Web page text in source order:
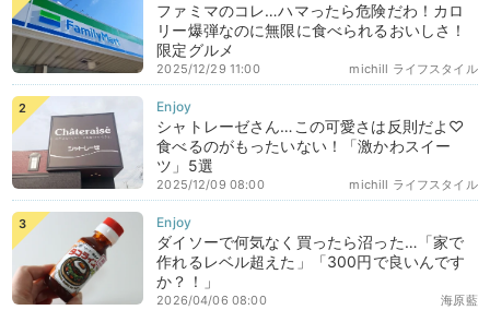
ファミマのコレ…ハマったら危険だわ！カロ
リー爆弾なのに無限に食べられるおいしさ！
限定グルメ
michill ライフスタイル
2025/12/29 11:00
シャトレーゼさん…この可愛さは反則だよ♡
食べるのがもったいない！「激かわスイー
ツ」5選
michill ライフスタイル
2025/12/09 08:00
ダイソーで何気なく買ったら沼った…「家で
作れるレベル超えた」「300円で良いんです
か？！」
海原藍
2026/04/06 08:00